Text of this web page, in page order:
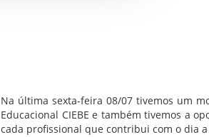
Na última sexta-feira 08/07 tivemos um
Educacional CIEBE e também tivemos a
cada profissional que contribui com o dia